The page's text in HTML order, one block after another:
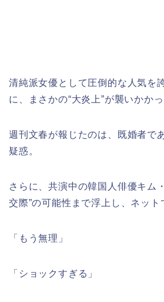
清純派女優として圧倒的な人気を
に、まさかの“大炎上”が襲いかかっ
週刊文春が報じたのは、既婚者で
疑惑。
さらに、共演中の韓国人俳優キム
交際”の可能性まで浮上し、ネット
「もう無理」
「ショックすぎる」